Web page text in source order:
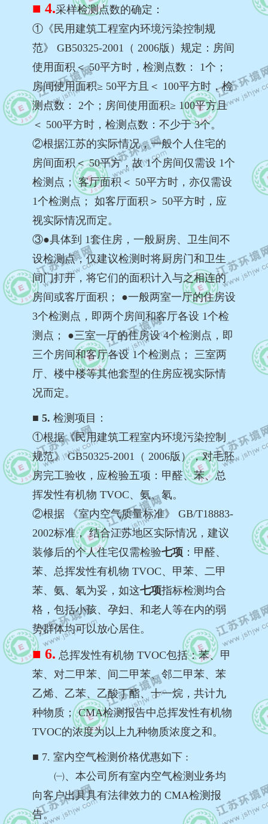
■ 4.采样检测点数的确定：
①《民用建筑工程室内环境污染控制规
范》 GB50325-2001（ 2006版）规定：房间
使用面积＜ 50平方时，检测点数： 1个；
房间使用面积≥ 50平方且＜ 100平方时，检
测点数： 2个；房间使用面积≥ 100平方且
＜ 500平方时，检测点数：不少于 3个。
②根据江苏的实际情况，一般个人住宅的
房间面积＜ 50平方，故 1个房间仅需设 1个
检测点； 客厅面积＜ 50平方时，亦仅需设
1个检测点； 如客厅面积＞ 50平方时，应
视实际情况而定。
③●具体到 1套住房，一般厨房、卫生间不
设检测点，仅建议检测时将厨房门和卫生
间门打开，将它们的面积计入与之相连的
房间或客厅面积； ●一般两室一厅的住房设
3个检测点，即两个房间和客厅各设 1个检
测点； ●三室一厅的住房设 4个检测点，即
三个房间和客厅各设 1个检测点； 三室两
厅、楼中楼等其他套型的住房应视实际情
况而定。
■ 5. 检测项目：
①根据《民用建筑工程室内环境污染控制
规范》 GB50325-2001（ 2006版），对毛胚
房完工验收，应检验五项：甲醛、苯、总
挥发性有机物 TVOC、氨、氡。
②根据 《室内空气质量标准》 GB/T18883-
2002标准， 结合江苏地区实际情况，建议
装修后的个人住宅仅需检验七项 ：甲醛、
苯、总挥发性有机物 TVOC、甲苯、二甲
苯、氨、氡为妥，如这七项指标检测均合
格，包括小孩、孕妇、和老人等在内的弱
势群体均可以放心居住。
■ 6. 总挥发性有机物 TVOC包括：苯、甲
苯、对二甲苯、间二甲苯、邻二甲苯、苯
乙烯、乙苯、乙酸丁酯、十一烷，共计九
种物质； CMA检测报告中总挥发性有机物
TVOC的浓度为以上九种物质浓度之和。
■ 7. 室内空气检测价格优惠如下 :
㈠、本公司所有室内空气检测业务均
向客户出具具有法律效力的 CMA检测报
告。